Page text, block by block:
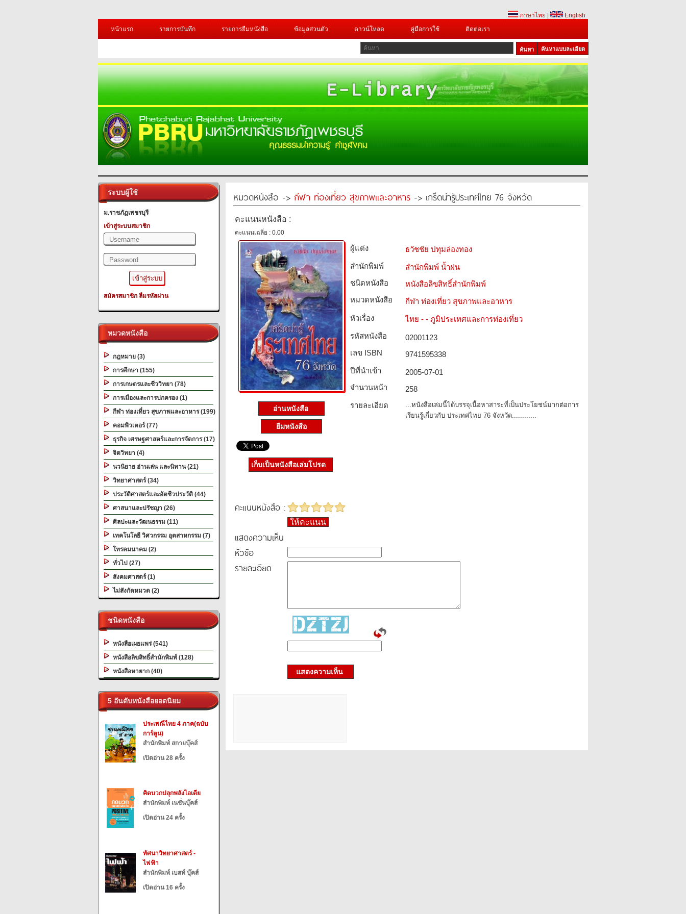
ภาษาไทย
English
หน้าแรก
รายการบันทึก รายการยืมหนังสือ ข้อมูลส่วนตัว ดาวน์โหลด คู่มือการใช้ ติดต่อเรา
ค้นหาแบบละเอียด
ระบบผู้ใช้
ม.ราชภัฏเพชรบุรี
เข้าสู่ระบบสมาชิก
สมัครสมาชิก ลืมรหัสผ่าน
หมวดหนังสือ
กฎหมาย (3)
การศึกษา (155)
การเกษตรและชีววิทยา (78)
การเมืองและการปกครอง (1)
กีฬา ท่องเที่ยว สุขภาพและอาหาร (199)
คอมพิวเตอร์ (77)
ธุรกิจ เศรษฐศาสตร์และการจัดการ (17)
จิตวิทยา (4)
นวนิยาย อ่านเล่น และนิทาน (21)
วิทยาศาสตร์ (34)
ประวัติศาสตร์และอัตชีวประวัติ (44)
ศาสนาและปรัชญา (26)
ศิลปะและวัฒนธรรม (11)
เทคโนโลยี วิศวกรรม อุตสาหกรรม (7)
โทรคมนาคม (2)
ทั่วไป (27)
สังคมศาสตร์ (1)
ไม่สังกัดหมวด (2)
ชนิดหนังสือ
หนังสือเผยแพร่ (541)
หนังสือลิขสิทธิ์สำนักพิมพ์ (128)
หนังสือหายาก (40)
5 อันดับหนังสือยอดนิยม
ประเพณีไทย 4 ภาค(ฉบับ
การ์ตูน)
สำนักพิมพ์ สกายบุ๊คส์
เปิดอ่าน 28 ครั้ง
คิดบวกปลุกพลังไอเดีย
สำนักพิมพ์ เนชั่นบุ๊คส์
เปิดอ่าน 24 ครั้ง
ทัศนาวิทยาศาสตร์ -
ไฟฟ้า
สำนักพิมพ์ เบสท์ บุ๊คส์
เปิดอ่าน 16 ครั้ง
หมวดหนังสือ -> กีฬา ท่องเที่ยว สุขภาพและอาหาร -> เกร็ดน่ารู้ประเทศไทย 76 จังหวัด
คะแนนหนังสือ :
คะแนนเฉลี่ย : 0.00
อ่านหนังสือ
ยืมหนังสือ
ผู้แต่ง
ธวัชชัย ปทุมล่องทอง
สำนักพิมพ์
สำนักพิมพ์ น้ำฝน
ชนิดหนังสือ­
หนังสือลิขสิทธิ์สำนักพิมพ์
หมวดหนังสือ­
กีฬา ท่องเที่ยว สุขภาพและอาหาร
หัวเรื่อง
ไทย - - ภูมิประเทศและการท่องเที่ยว
รหัสหนังสือ­
02001123
เลข ISBN
9741595338
ปีที่นำเข้า
2005-07-01
จำนวนหน้า
258
รายละเอียด
...หนังสือเล่มนี้ได้บรรจุเนื้อหาสาระที่เป็นประโยชน์มากต่อการ
เรียนรู้เกี่ยวกับ ประเทศไทย 76 จังหวัด............
เก็บเป็นหนังสือเล่มโปรด
คะแนนหนังสือ :
ให้คะแนน
แสดงความเห็น
หัวข้อ
รายละเอียด
แสดงความเห็น